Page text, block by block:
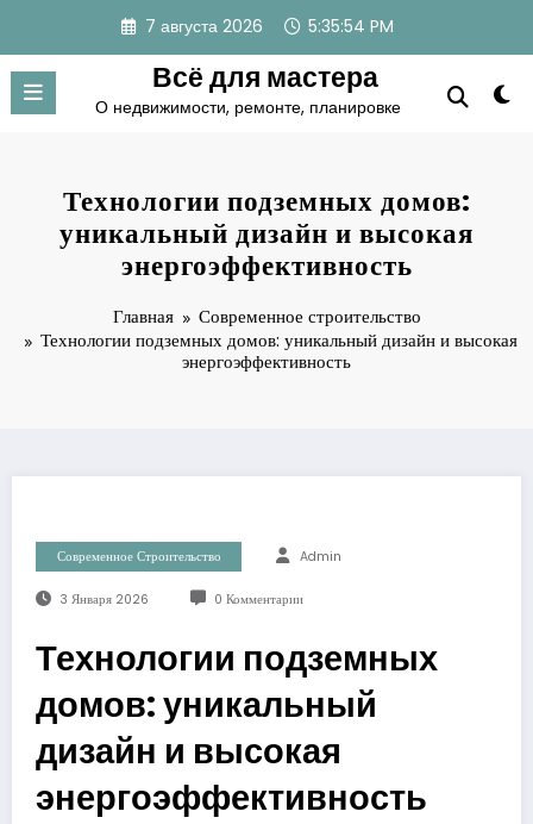
содержимому
7 августа 2026 5:35:54 PM
Всё для мастера
О недвижимости, ремонте, планировке
Технологии подземных домов:
уникальный дизайн и высокая
энергоэффективность
Главная
Современное строительство
Технологии подземных домов: уникальный дизайн и высокая
энергоэффективность
Современное Строительство Admin
3 Января 2026 0 Комментарии
Технологии подземных
домов: уникальный
дизайн и высокая
энергоэффективность